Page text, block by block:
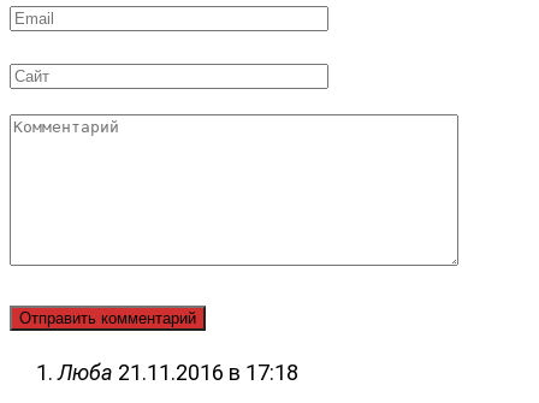
Email
Сайт
Комментарий
Люба 21.11.2016 в 17:18